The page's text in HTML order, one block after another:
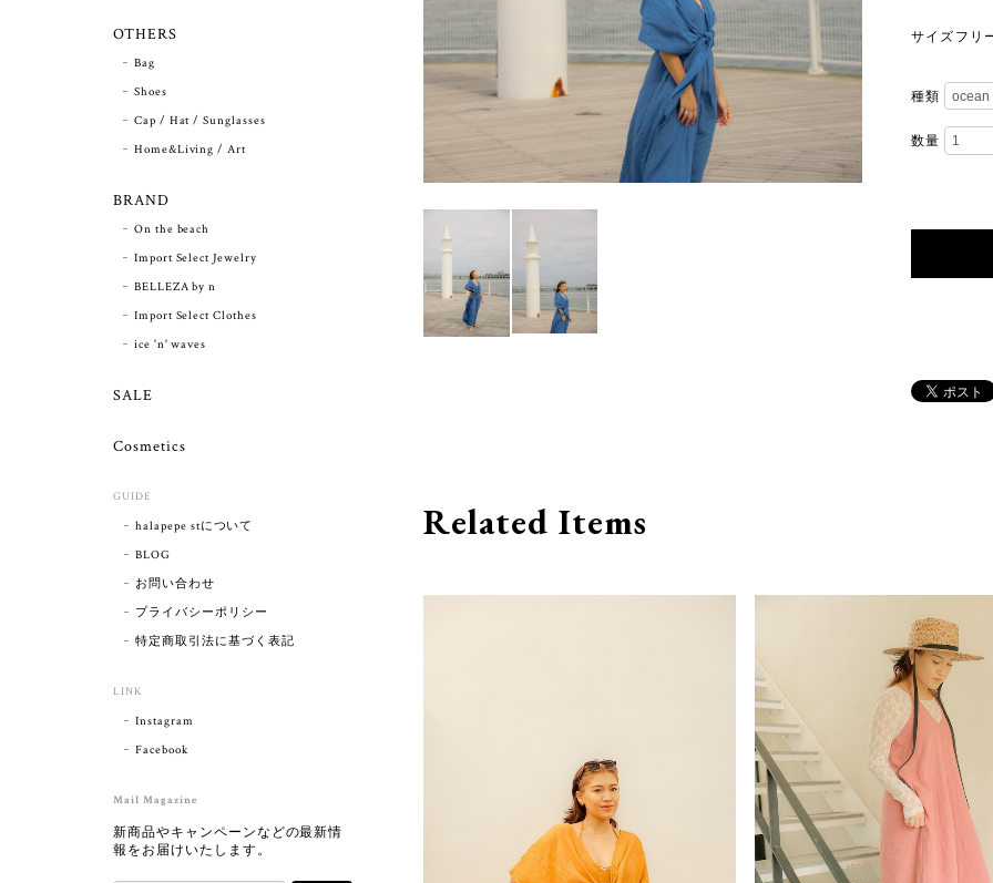
サイズフリ
種類
数量
Related Items
OTHERS
Bag
Shoes
Cap / Hat / Sunglasses
Home&Living / Art
BRAND
On the beach
Import Select Jewelry
BELLEZA by n
Import Select Clothes
ice 'n' waves
SALE
Cosmetics
GUIDE
halapepe stについて
BLOG
お問い合わせ
プライバシーポリシー
特定商取引法に基づく表記
LINK
Instagram
Facebook
Mail Magazine
新商品やキャンペーンなどの最新情
報をお届けいたします。